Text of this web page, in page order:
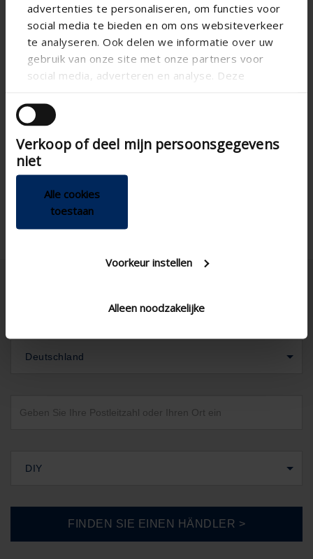
advertenties te personaliseren, om functies voor
social media te bieden en om ons websiteverkeer
te analyseren. Ook delen we informatie over uw
gebruik van onze site met onze partners voor
social media, adverteren en analyse. Deze
andere informatie die u aan ze heeft verstrekt of
die ze hebben verzameld op basis van uw gebruik
van hun services.
Verkoop of deel mijn persoonsgegevens
niet
Alle cookies
toestaan
Voorkeur instellen
Alleen noodzakelijke
Technische Spezifikationen
Smart Living generation
Mounting Options
Deutschland
DIY